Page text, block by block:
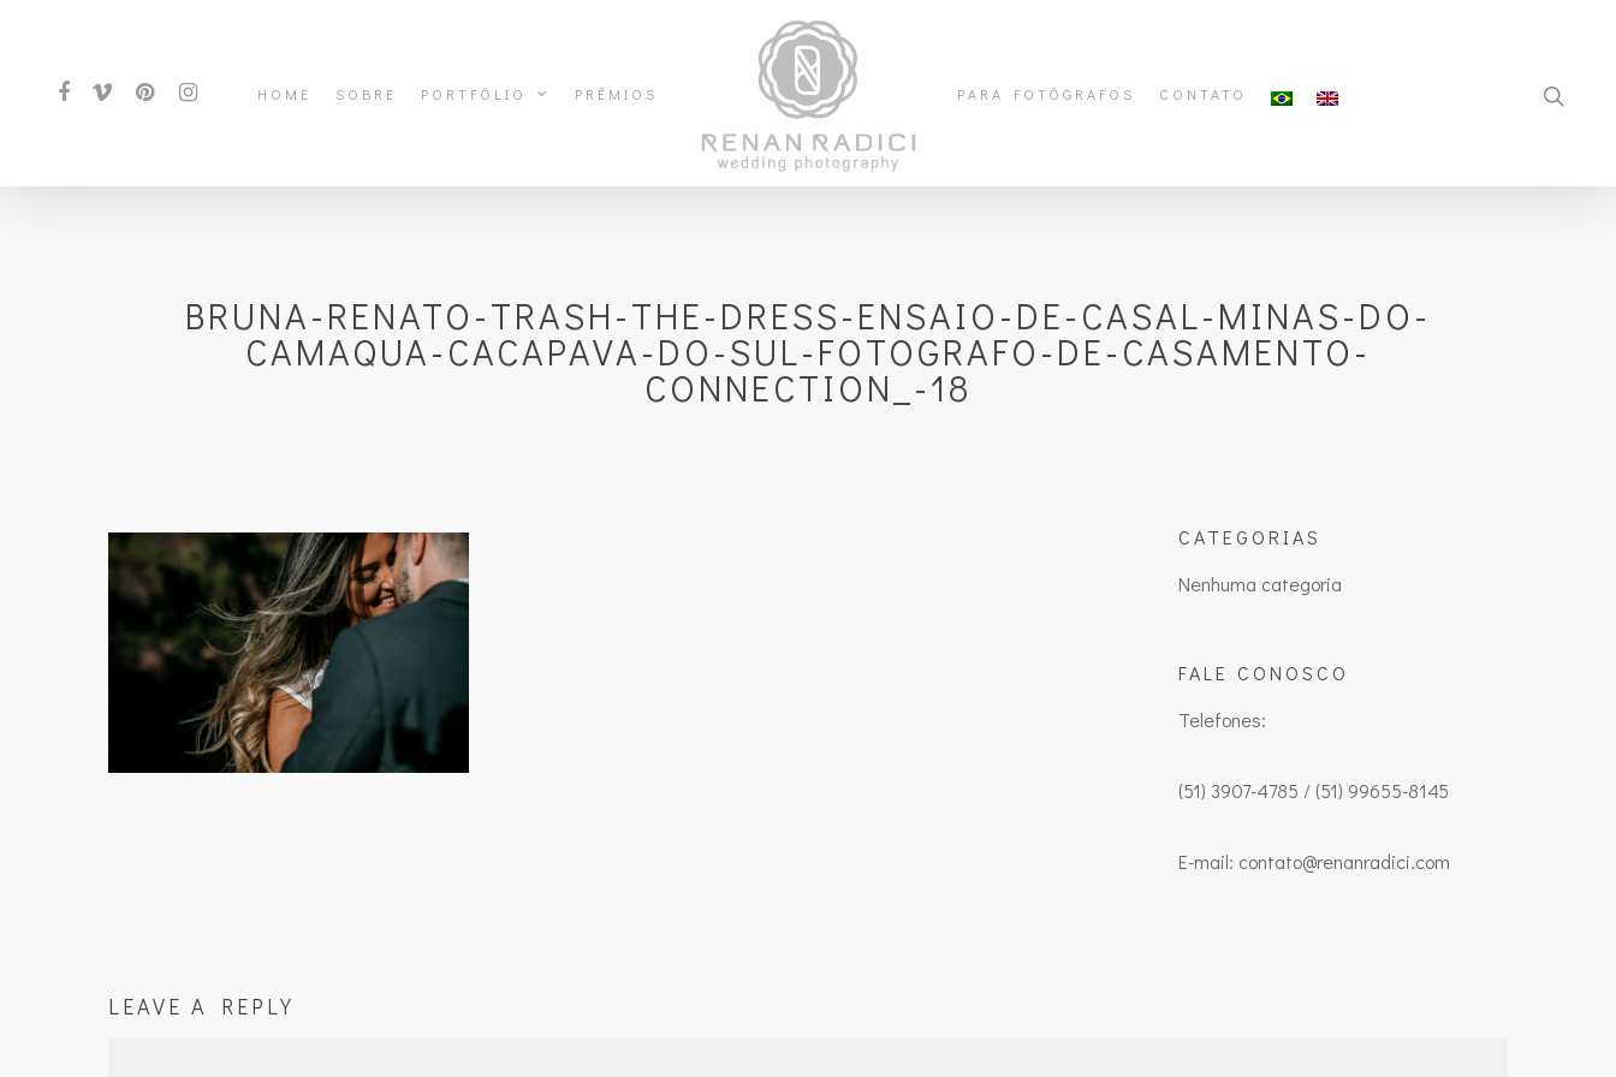
HOME SOBRE PORTFÓLIO PRÊMIOS PARA FOTÓGRAFOS CONTATO
BRUNA-RENATO-TRASH-THE-DRESS-ENSAIO-DE-CASAL-MINAS-DO-
CAMAQUA-CACAPAVA-DO-SUL-FOTOGRAFO-DE-CASAMENTO-
CONNECTION_-18
CATEGORIAS
Nenhuma categoria
FALE CONOSCO
Telefones:
(51) 3907-4785 / (51) 99655-8145
E-mail: contato@renanradici.com
LEAVE A REPLY